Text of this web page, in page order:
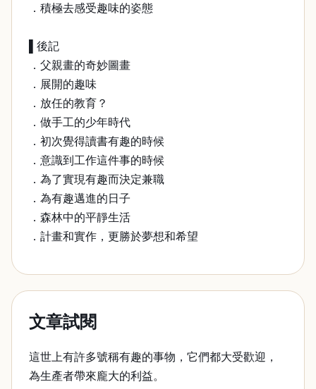
．積極去感受趣味的姿態
▌後記
．父親畫的奇妙圖畫
．展開的趣味
．放任的教育？
．做手工的少年時代
．初次覺得讀書有趣的時候
．意識到工作這件事的時候
．為了實現有趣而決定兼職
．為有趣邁進的日子
．森林中的平靜生活
．計畫和實作，更勝於夢想和希望
文章試閱
這世上有許多號稱有趣的事物，它們都大受歡迎，
為生產者帶來龐大的利益。